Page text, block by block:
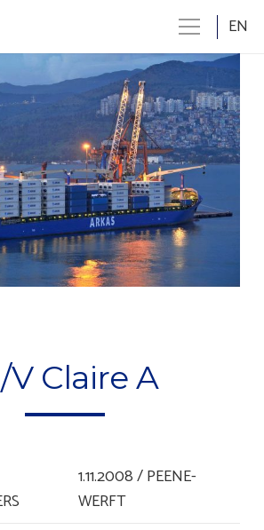
EN
V Claire A
1.11.2008 / PEENE-
WERFT